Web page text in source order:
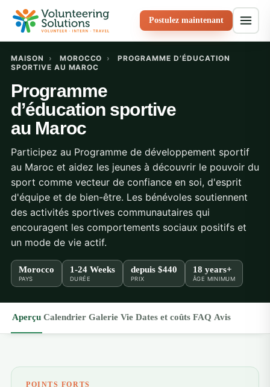
Postulez maintenant
MAISON › MOROCCO ›
PROGRAMME D’ÉDUCATION
SPORTIVE AU MAROC
Programme
d’éducation sportive
au Maroc
Participez au Programme de développement sportif
au Maroc et aidez les jeunes à découvrir le pouvoir du
sport comme vecteur de confiance en soi, d'esprit
d'équipe et de bien-être. Les bénévoles soutiennent
des activités sportives communautaires qui
encouragent les comportements sociaux positifs et
un mode de vie actif.
Morocco
PAYS
1-24 Weeks
DURÉE
depuis $440
PRIX
18 years+
ÂGE MINIMUM
Aperçu Calendrier Galerie Vie Dates et coûts FAQ Avis
POINTS FORTS